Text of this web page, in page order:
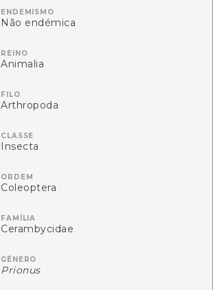
[Comum]
ENDEMISMO
Não endémica
REINO
Animalia
FILO
Arthropoda
CLASSE
Insecta
ORDEM
Coleoptera
FAMÍLIA
Cerambycidae
GÉNERO
Prionus